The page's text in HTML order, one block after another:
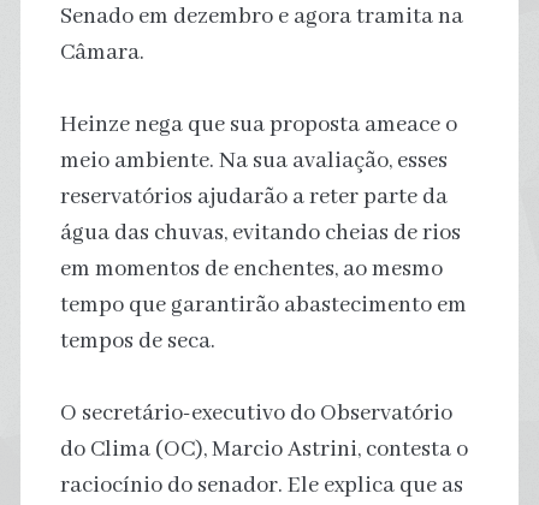
Senado em dezembro e agora tramita na
Câmara.
Heinze nega que sua proposta ameace o
meio ambiente. Na sua avaliação, esses
reservatórios ajudarão a reter parte da
água das chuvas, evitando cheias de rios
em momentos de enchentes, ao mesmo
tempo que garantirão abastecimento em
tempos de seca.
O secretário-executivo do Observatório
do Clima (OC), Marcio Astrini, contesta o
raciocínio do senador. Ele explica que as